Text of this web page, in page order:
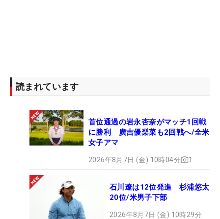
読まれています
首位通過の岩永杏奈がマッチ1回戦
に勝利 廣吉優梨菜も2回戦へ/全米
女子アマ
2026年8月7日 (金) 10時04分 1
石川遼は12位発進 杉浦悠太
20位/米男子下部
2026年8月7日 (金) 10時29分